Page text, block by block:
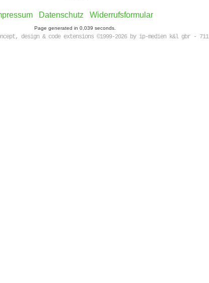
Datenschutz Widerrufsformular
Page generated in 0,039 seconds.
design & code extensions ©1999-2026 by ip-medien k&l gbr - 711